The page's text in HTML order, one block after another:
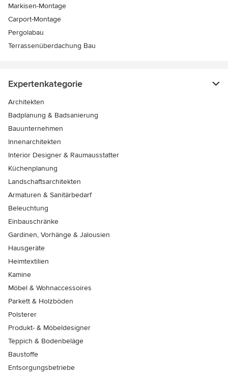
Markisen-Montage
Carport-Montage
Pergolabau
Terrassenüberdachung Bau
Expertenkategorie
Architekten
Badplanung & Badsanierung
Bauunternehmen
Innenarchitekten
Interior Designer & Raumausstatter
Küchenplanung
Landschaftsarchitekten
Armaturen & Sanitärbedarf
Beleuchtung
Einbauschränke
Gardinen, Vorhänge & Jalousien
Hausgeräte
Heimtextilien
Kamine
Möbel & Wohnaccessoires
Parkett & Holzböden
Polsterer
Produkt- & Möbeldesigner
Teppich & Bodenbeläge
Baustoffe
Entsorgungsbetriebe